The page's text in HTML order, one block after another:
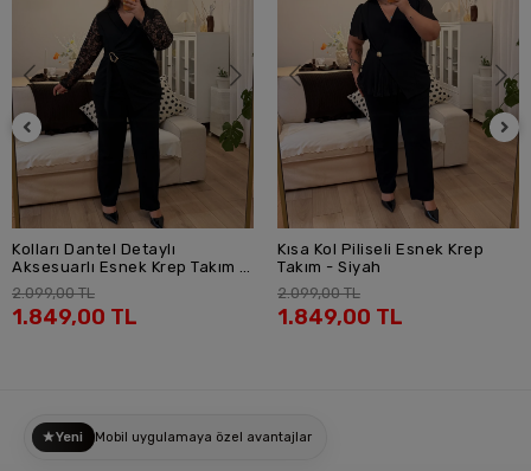
SEPETE EKLE
Kolları Dantel Detaylı
Aksesuarlı Esnek Krep Takım -
Siyah
2.099,00 TL
1.849,00 TL
SEPETE EKLE
Kısa Kol Piliseli Esnek Krep
Takım - Siyah
2.099,00 TL
1.849,00 TL
Yeni Mobil uygulamaya özel avantajlar